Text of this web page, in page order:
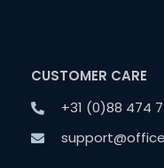
CUSTOMER CARE
+31 (0)88 474